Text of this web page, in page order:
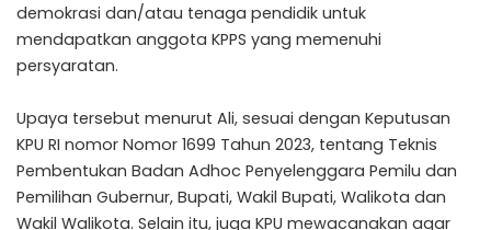
demokrasi dan/atau tenaga pendidik untuk
mendapatkan anggota KPPS yang memenuhi
persyaratan.
Upaya tersebut menurut Ali, sesuai dengan Keputusan
KPU RI nomor Nomor 1699 Tahun 2023, tentang Teknis
Pembentukan Badan Adhoc Penyelenggara Pemilu dan
Pemilihan Gubernur, Bupati, Wakil Bupati, Walikota dan
Wakil Walikota. Selain itu, juga KPU mewacanakan agar